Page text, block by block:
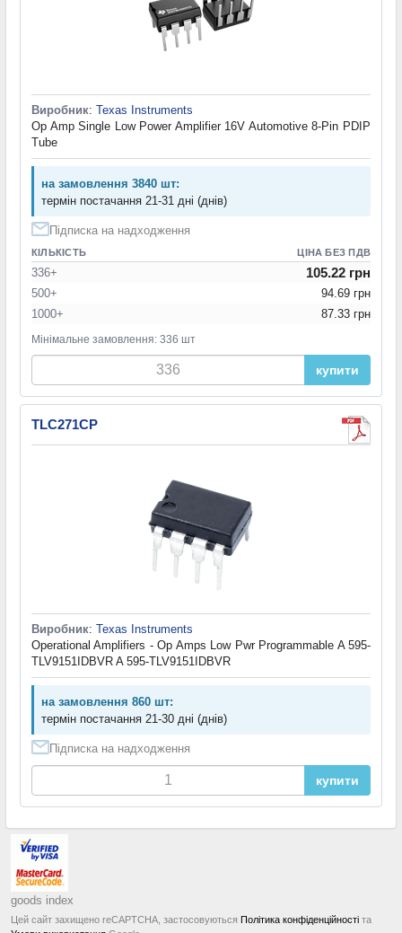
Виробник: Texas Instruments
Op Amp Single Low Power Amplifier 16V Automotive 8-Pin PDIP
Tube
на замовлення 3840 шт:
термін постачання 21-31 дні (днів)
Підписка на надходження
КІЛЬКІСТЬ ЦІНА БЕЗ ПДВ
336+ 105.22 грн
500+
94.69 грн
1000+
87.33 грн
Мінімальне замовлення: 336 шт
купити
TLC271CP
Виробник: Texas Instruments
Operational Amplifiers - Op Amps Low Pwr Programmable A 595-
TLV9151IDBVR A 595-TLV9151IDBVR
на замовлення 860 шт:
термін постачання 21-30 дні (днів)
Підписка на надходження
купити
goods index
Цей сайт захищено reCAPTCHA, застосовуються Політика конфіденційності та